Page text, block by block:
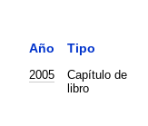
Año Tipo
2005
Capítulo de
libro